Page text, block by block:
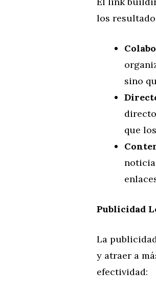
los
sino
que
Publicidad
La
y atraer a
efectividad: